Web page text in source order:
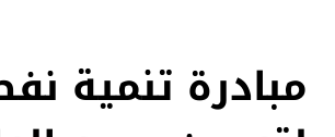
مبادرة تنمية